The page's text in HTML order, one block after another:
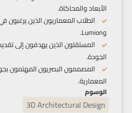
الأبعاد والمحاكاة.
وLumion.
المستقلون الذين يهدفون إلى
الجودة.
المصممون البصريون المهتمون
المعمارية.
الوسوم
3D Architectural Design